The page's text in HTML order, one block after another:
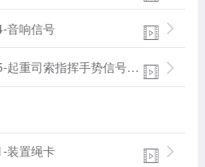
音响信号 
索指挥手势信号和旗语信号 
装置绳卡 